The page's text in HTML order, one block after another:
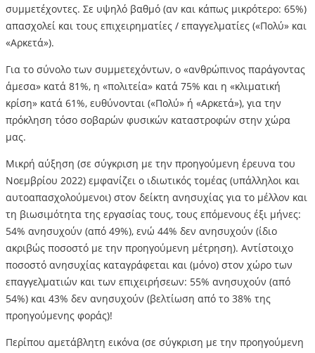
συμμετέχοντες. Σε υψηλό βαθμό (αν και κάπως μικρότερο: 65%)
απασχολεί και τους επιχειρηματίες / επαγγελματίες («Πολύ» και
«Αρκετά»).
Για το σύνολο των συμμετεχόντων, ο «ανθρώπινος παράγοντας
άμεσα» κατά 81%, η «πολιτεία» κατά 75% και η «κλιματική
κρίση» κατά 61%, ευθύνονται («Πολύ» ή «Αρκετά»), για την
πρόκληση τόσο σοβαρών φυσικών καταστροφών στην χώρα
μας.
Μικρή αύξηση (σε σύγκριση με την προηγούμενη έρευνα του
Νοεμβρίου 2022) εμφανίζει ο ιδιωτικός τομέας (υπάλληλοι και
αυτοαπασχολούμενοι) στον δείκτη ανησυχίας για το μέλλον και
τη βιωσιμότητα της εργασίας τους, τους επόμενους έξι μήνες:
54% ανησυχούν (από 49%), ενώ 44% δεν ανησυχούν (ίδιο
ακριβώς ποσοστό με την προηγούμενη μέτρηση). Αντίστοιχο
ποσοστό ανησυχίας καταγράφεται και (μόνο) στον χώρο των
επαγγελματιών και των επιχειρήσεων: 55% ανησυχούν (από
54%) και 43% δεν ανησυχούν (βελτίωση από το 38% της
προηγούμενης φοράς)!
Περίπου αμετάβλητη εικόνα (σε σύγκριση με την προηγούμενη